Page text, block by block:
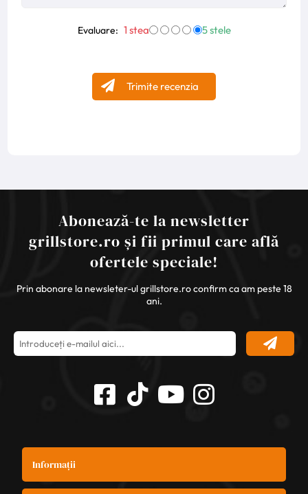
Evaluare: 1 stea 5 stele
Trimite recenzia
Abonează-te la newsletter
grillstore.ro și fii primul care află
ofertele speciale!
Prin abonare la newsleter-ul grillstore.ro confirm ca am peste 18
ani.
Informații